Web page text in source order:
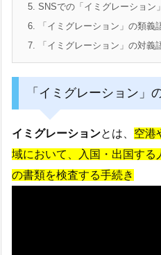
5. SNSでの「イミグレーション
6. 「イミグレーション」の類義
7. 「イミグレーション」の対義
「イミグレーション」
イミグレーションとは、 空港
域において、入国・出国す
の書類を検査する手続き